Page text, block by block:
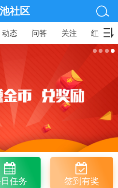
社区
动态 问答 关注 红包
任务 签到有奖